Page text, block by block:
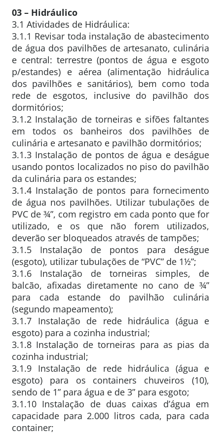
03 – Hidráulico
3.1 Atividades de Hidráulica:
3.1.1 Revisar toda instalação de abastecimento
de água dos pavilhões de artesanato, culinária
e central: terrestre (pontos de água e esgoto
p/estandes) e aérea (alimentação hidráulica
dos pavilhões e sanitários), bem como toda
rede de esgotos, inclusive do pavilhão dos
dormitórios;
3.1.2 Instalação de torneiras e sifões faltantes
em todos os banheiros dos pavilhões de
culinária e artesanato e pavilhão dormitórios;
3.1.3 Instalação de pontos de água e deságue
usando pontos localizados no piso do pavilhão
da culinária para os estandes;
3.1.4 Instalação de pontos para fornecimento
de água nos pavilhões. Utilizar tubulações de
PVC de ¾”, com registro em cada ponto que for
utilizado, e os que não forem utilizados,
deverão ser bloqueados através de tampões;
3.1.5 Instalação de pontos para deságue
(esgoto), utilizar tubulações de “PVC” de 1½”;
3.1.6 Instalação de torneiras simples, de
balcão, afixadas diretamente no cano de ¾”
para cada estande do pavilhão culinária
(segundo mapeamento);
3.1.7 Instalação de rede hidráulica (água e
esgoto) para a cozinha industrial;
3.1.8 Instalação de torneiras para as pias da
cozinha industrial;
3.1.9 Instalação de rede hidráulica (água e
esgoto) para os containers chuveiros (10),
sendo de 1” para água e de 3” para esgoto;
3.1.10 Instalação de duas caixas d’água em
capacidade para 2.000 litros cada, para cada
container;